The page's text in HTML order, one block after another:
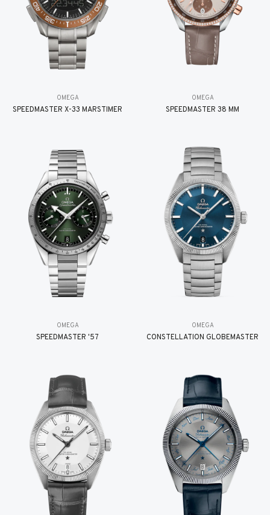
OMEGA
SPEEDMASTER X-33 MARSTIMER
OMEGA
SPEEDMASTER 38 MM
OMEGA
SPEEDMASTER '57
OMEGA
CONSTELLATION GLOBEMASTER